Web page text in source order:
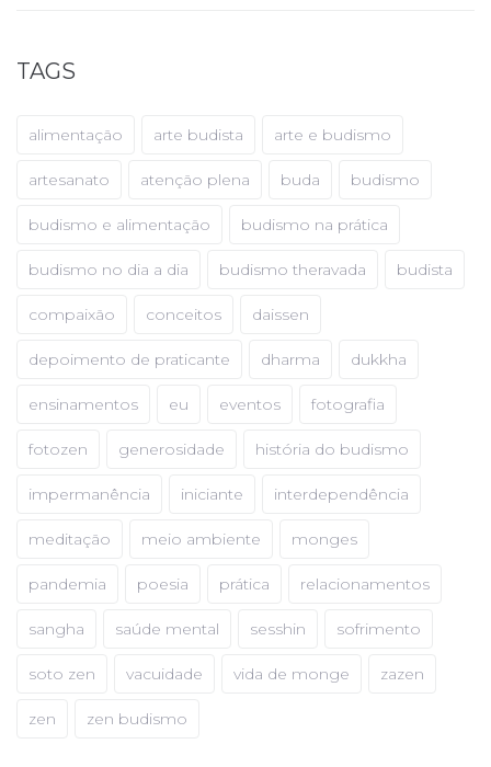
TAGS
alimentação arte budista arte e budismo
artesanato atenção plena buda budismo
budismo e alimentação budismo na prática
budismo no dia a dia budismo theravada budista
compaixão conceitos daissen
depoimento de praticante dharma dukkha
ensinamentos eu eventos fotografia
fotozen generosidade história do budismo
impermanência iniciante interdependência
meditação meio ambiente monges
pandemia poesia prática relacionamentos
sangha saúde mental sesshin sofrimento
soto zen vacuidade vida de monge zazen
zen zen budismo